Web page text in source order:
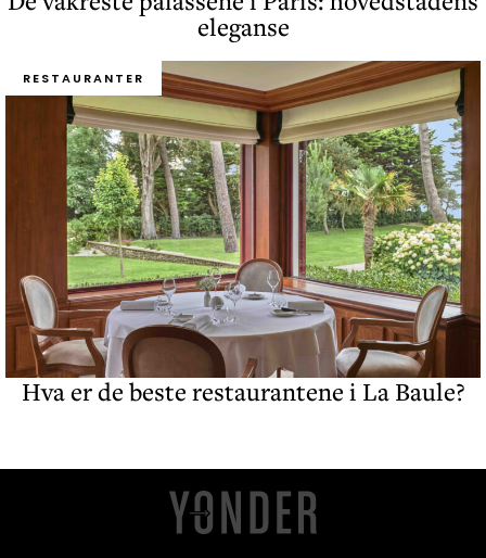
eleganse
RESTAURANTER
Hva er de beste restaurantene i La Baule?